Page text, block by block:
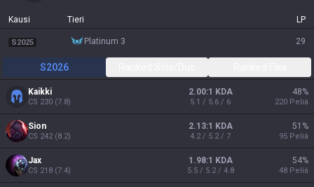
Kausi Tieri LP
S2025 platinum 3 29
S2026
Kaikki
CS 230 (7.8)
2.00:1 KDA
5.1 / 5.6 / 6
48%
220 Peliä
Sion
CS 242(8.2)
2.13:1 KDA
4.2 / 5.2 / 7
51 %
95 Peliä
Jax
CS 218 (7.4)
1.98:1 KDA
5.5 / 5.2 / 4.8
54%
48 Peliä